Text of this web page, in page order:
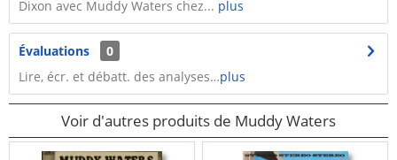
Dixon avec Muddy Waters chez... plus
Évaluations
0
Lire, écr. et débatt. des analyses…plus
Voir d'autres produits de Muddy Waters